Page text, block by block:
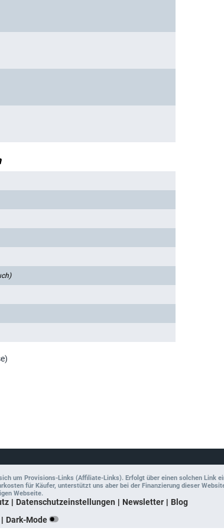
um Provisions-Links (Affiliate-Links). Erfolgt über einen solchen Link
für Käufer, unterstützt uns aber bei der Finanzierung dieser
Webseite.
Datenschutzeinstellungen Newsletter
Blog
Dark-Mode